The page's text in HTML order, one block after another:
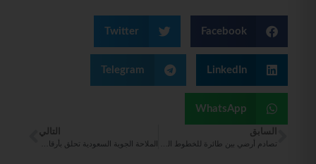
Facebook
Twitter
LinkedIn
Telegram
WhatsApp
السابق التالي